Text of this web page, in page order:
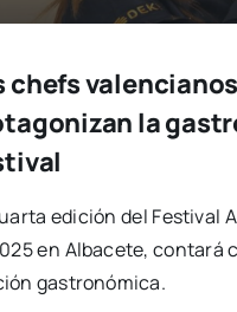
chefs
la
edi­ción del Fes­ti­val
en Alba­ce­te, con­ta­rá
gas­tro­nó­mi­ca.